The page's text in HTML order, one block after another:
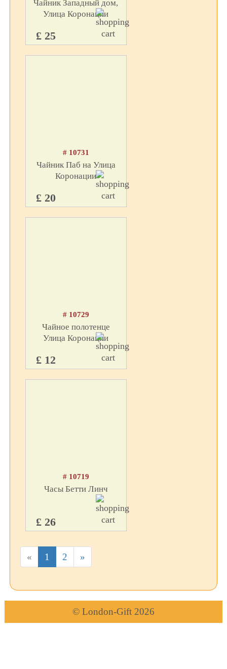
Чайник Западный дом,
Улица Коронации
£ 25
# 10731
Чайник Паб на Улица
Коронации
£ 20
# 10729
Чайное полотенце
Улица Коронации
£ 12
# 10719
Часы Бетти Линч
£ 26
« 1 2 »
© London-Gift 2026